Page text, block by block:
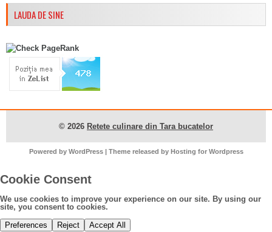
LAUDA DE SINE
© 2026 Retete culinare din Tara bucatelor
Powered by WordPress| Theme released by Hosting for Wordpress